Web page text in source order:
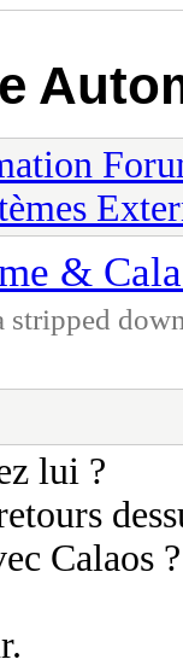
&
lui ?
Calaos ?